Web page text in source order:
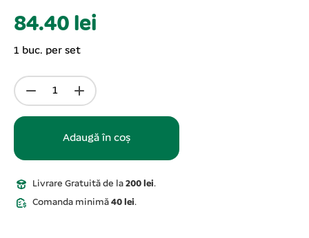
84.40 lei
1 buc. per set
Adaugă în coș
Livrare Gratuită de la 200 lei.
Comanda minimă 40 lei.